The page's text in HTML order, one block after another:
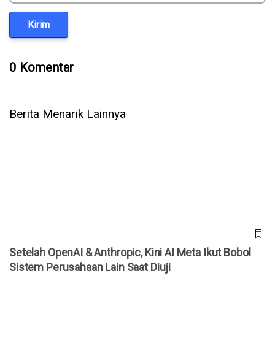
Kirim
0 Komentar
Berita Menarik Lainnya
Setelah OpenAI & Anthropic, Kini AI Meta Ikut Bobol
Sistem Perusahaan Lain Saat Diuji